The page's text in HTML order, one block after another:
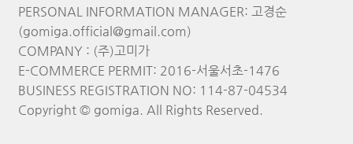
PERSONAL INFORMATION MANAGER: 고경순
(gomiga.official@gmail.com)
COMPANY : (주)고미가
E-COMMERCE PERMIT: 2016-서울서초-1476
BUSINESS REGISTRATION NO: 114-87-04534
Copyright © gomiga. All Rights Reserved.